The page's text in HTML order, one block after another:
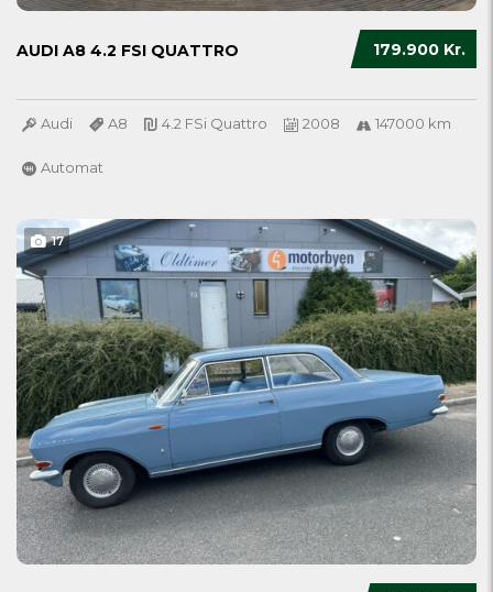
179.900 Kr.
AUDI A8 4.2 FSI QUATTRO
Audi A8 4.2 FSi Quattro 2008 147000 km
Automat
17